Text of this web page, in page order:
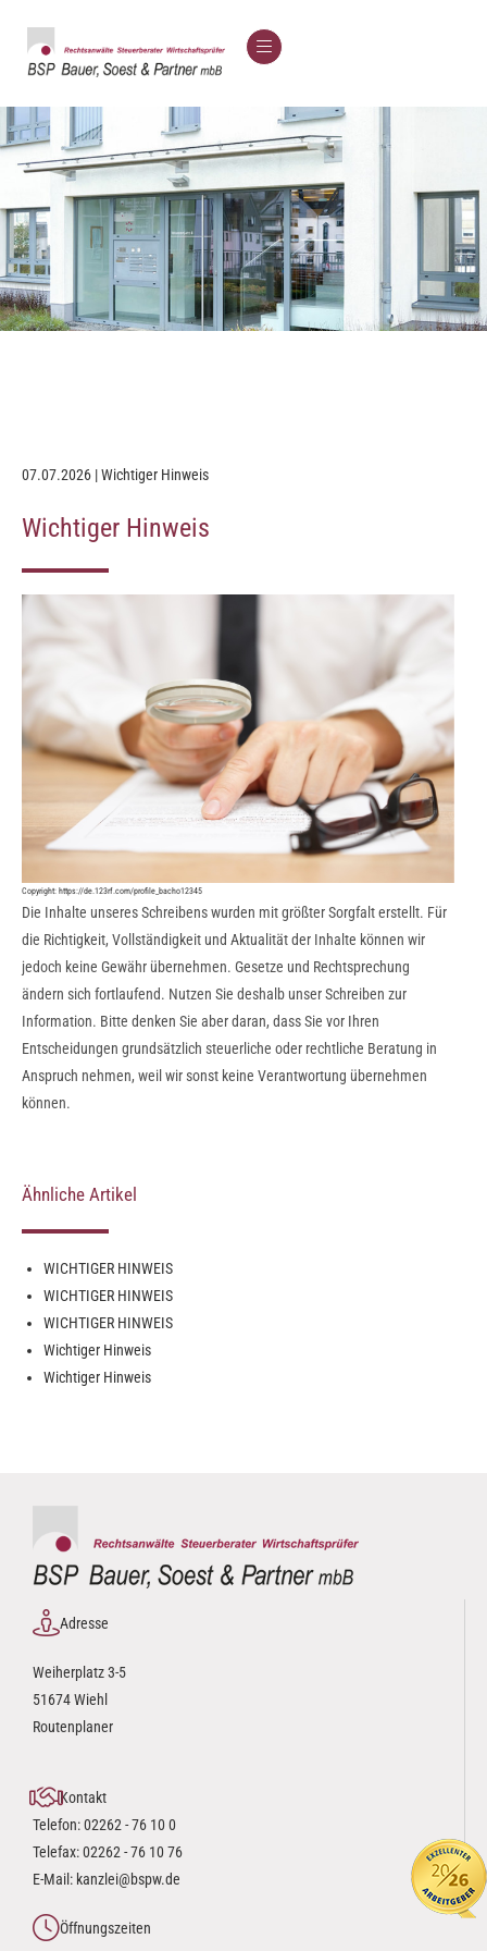
07.07.2026 | Wichtiger Hinweis
Wichtiger Hinweis
Copyright: https://de.123rf.com/profile_bacho12345
Die Inhalte unseres Schreibens wurden mit größter Sorgfalt erstellt. Für
die Richtigkeit, Vollständigkeit und Aktualität der Inhalte können wir
jedoch keine Gewähr übernehmen. Gesetze und Rechtsprechung
ändern sich fortlaufend. Nutzen Sie deshalb unser Schreiben zur
Information. Bitte denken Sie aber daran, dass Sie vor Ihren
Entscheidungen grundsätzlich steuerliche oder rechtliche Beratung in
Anspruch nehmen, weil wir sonst keine Verantwortung übernehmen
können.
Ähnliche Artikel
WICHTIGER HINWEIS
WICHTIGER HINWEIS
WICHTIGER HINWEIS
Wichtiger Hinweis
Wichtiger Hinweis
Adresse
Weiherplatz 3-5
51674 Wiehl
Routenplaner
Kontakt
Telefon:02262 - 76 10 0
Telefax: 02262 - 76 10 76
E-Mail: kanzlei@bspw.de
Öffnungszeiten